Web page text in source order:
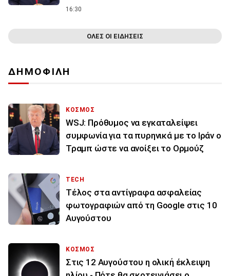
16:30
ΟΛΕΣ ΟΙ ΕΙΔΗΣΕΙΣ
ΔΗΜΟΦΙΛΗ
ΚΟΣΜΟΣ
WSJ: Πρόθυμος να εγκαταλείψει
συμφωνία για τα πυρηνικά με το Ιράν ο
Τραμπ ώστε να ανοίξει το Ορμούζ
TECH
Τέλος στα αντίγραφα ασφαλείας
φωτογραφιών από τη Google στις 10
Αυγούστου
ΚΟΣΜΟΣ
Στις 12 Αυγούστου η ολική έκλειψη